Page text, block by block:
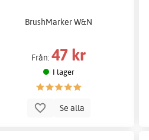
BrushMarker W&N
Från:47 kr
I lager
Se alla